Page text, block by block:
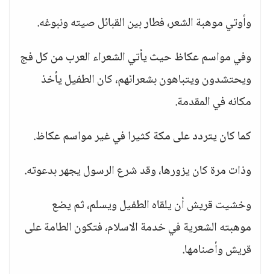
وأوتي موهبة الشعر، فطار بين القبائل صيته ونبوغه.
وفي مواسم عكاظ حيث يأتي الشعراء العرب من كل فج
ويحتشدون ويتباهون بشعرائهم، كان الطفيل يأخذ
مكانه في المقدمة.
كما كان يتردد على مكة كثيرا في غير مواسم عكاظ.
وذات مرة كان يزورها، وقد شرع الرسول يجهر بدعوته.
وخشيت قريش أن يلقاه الطفيل ويسلم، ثم يضع
موهبته الشعرية في خدمة الاسلام، فتكون الطامة على
قريش وأصنامها.